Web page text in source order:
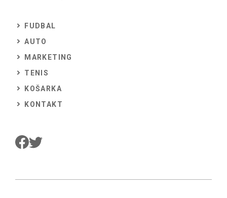
FUDBAL
AUTO
MARKETING
TENIS
KOŠARKA
KONTAKT